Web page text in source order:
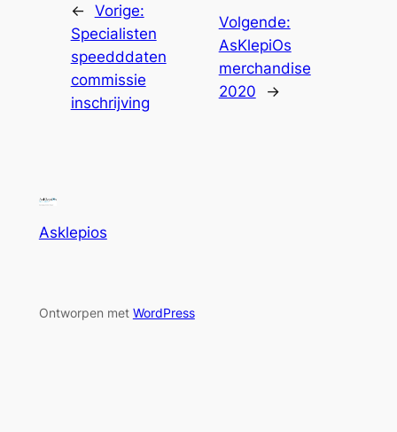
← Vorige:
Specialisten
speedddaten
commissie
inschrijving
Volgende:
AsKlepiOs
merchandise
2020
→
Asklepios
Ontworpen met WordPress